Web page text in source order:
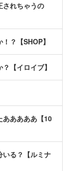
されちゃうの
？【SHOP】
【イロイブ】
あああああ【10
いる？【ルミナ